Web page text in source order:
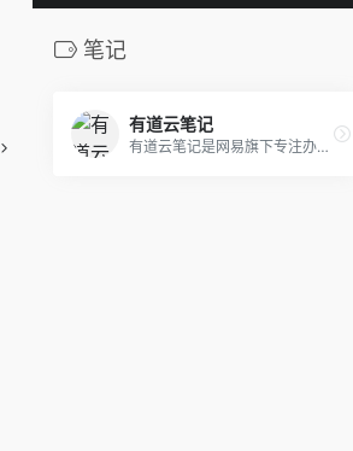
笔记
有道云笔记
有道云笔记是网易旗下专注办公提效的笔记软件，支持多端同步，用户可以随时随地对线上资料进行编辑、分享以及协同